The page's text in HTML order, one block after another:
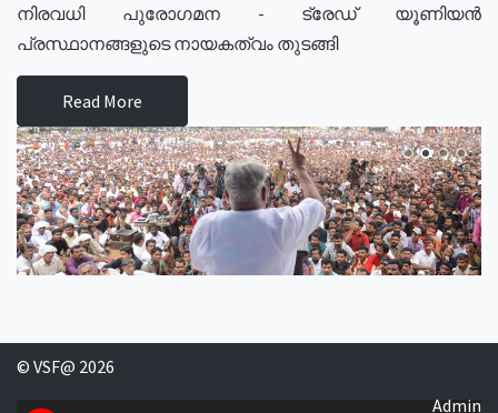
നിരവധി പുരോഗമന - ട്രേഡ് യൂണിയൻ
പ്രസ്ഥാനങ്ങളുടെ നായകത്വം തുടങ്ങി
Read More
© VSF@ 2026
Admin